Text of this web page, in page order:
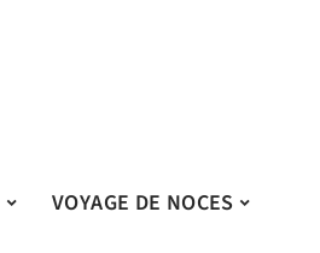
VOYAGE DE NOCES